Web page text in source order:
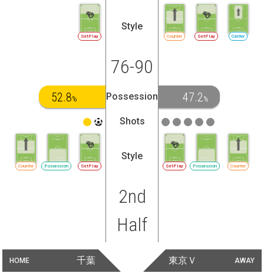
SetPlay
Style
Counter SetPlay Center
76-90
52.8% Possession 47.2%
Shots
SetPlay
Possession
Counter
Style
SetPlay Possession Counter
2nd
Half
HOME 千葉 AWAY
東京Ｖ